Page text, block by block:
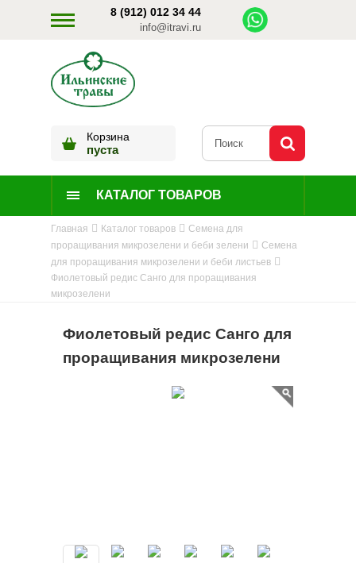
8 (912) 012 34 44
info@itravi.ru
Корзина
пуста
КАТАЛОГ ТОВАРОВ
Главная Каталог товаров
Семена для
проращивания микрозелени и беби зелени
Семена
для проращивания микрозелени и беби листьев
Фиолетовый редис Санго для проращивания
микрозелени
Фиолетовый редис Санго для
проращивания микрозелени